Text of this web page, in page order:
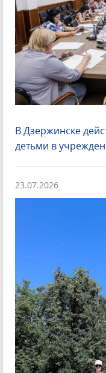
В Дзержинске
детьми в
23.07.2026